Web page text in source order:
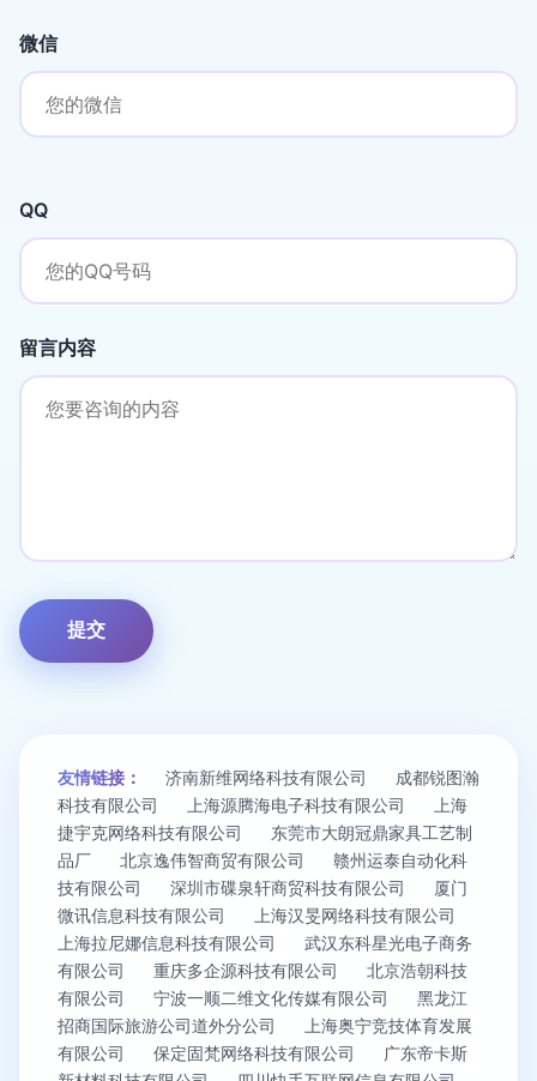
微信
QQ
留言内容
友情链接： 济南新维网络科技有限公司
成都锐图瀚
科技有限公司
上海源腾海电子科技有限公司
上海
捷宇克网络科技有限公司
东莞市大朗冠鼎家具工艺制
品厂
北京逸伟智商贸有限公司
赣州运泰自动化科
技有限公司
深圳市碟泉轩商贸科技有限公司
厦门
微讯信息科技有限公司
上海汉旻网络科技有限公司
上海拉尼娜信息科技有限公司
武汉东科星光电子商务
有限公司
重庆多企源科技有限公司
北京浩朝科技
有限公司
宁波一顺二维文化传媒有限公司
黑龙江
招商国际旅游公司道外分公司
上海奥宁竞技体育发展
有限公司
保定固梵网络科技有限公司
广东帝卡斯